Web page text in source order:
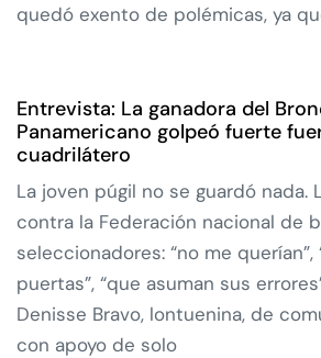
quedó exento de polémicas, ya
Entrevista: La ganadora del
Panamericano golpeó fuerte
cuadrilátero
La joven púgil no se guardó nada.
contra la Federación nacional de
seleccionadores: “no me querían”,
puertas”, “que asuman sus
Denisse Bravo, lontuenina, de
con apoyo de solo